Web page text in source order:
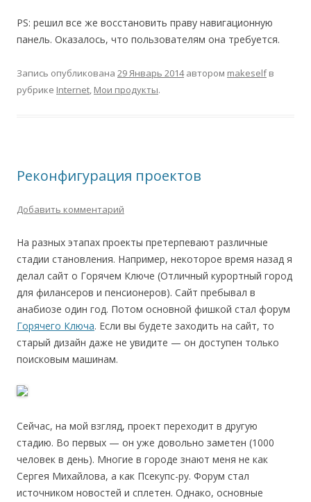
PS: решил все же восстановить праву навигационную
панель. Оказалось, что пользователям она требуется.
Запись опубликована 29 Январь 2014автором makeselfв
рубрике Internet, Мои продукты.
Реконфигурация проектов
Добавить комментарий
На разных этапах проекты претерпевают различные
стадии становления. Например, некоторое время назад я
делал сайт о Горячем Ключе (Отличный курортный город
для филансеров и пенсионеров). Сайт пребывал в
анабиозе один год. Потом основной фишкой стал форум
Горячего Ключа. Если вы будете заходить на сайт, то
старый дизайн даже не увидите — он доступен только
поисковым машинам.
Сейчас, на мой взгляд, проект переходит в другую
стадию. Во первых — он уже довольно заметен (1000
человек в день). Многие в городе знают меня не как
Сергея Михайлова, а как Псекупс-ру. Форум стал
источником новостей и сплетен. Однако, основные